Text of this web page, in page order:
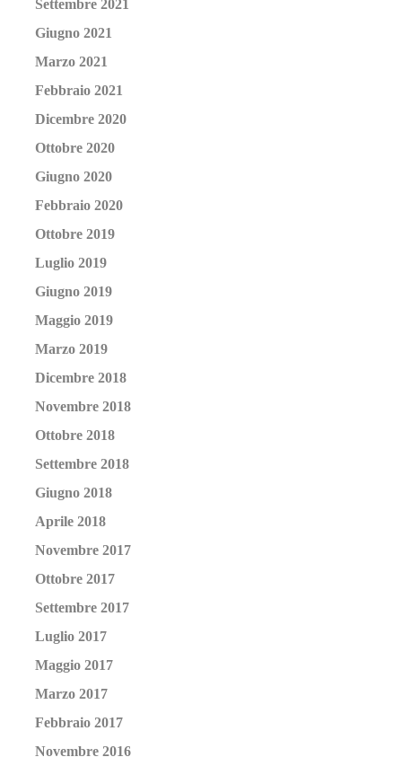
Settembre 2021
Giugno 2021
Marzo 2021
Febbraio 2021
Dicembre 2020
Ottobre 2020
Giugno 2020
Febbraio 2020
Ottobre 2019
Luglio 2019
Giugno 2019
Maggio 2019
Marzo 2019
Dicembre 2018
Novembre 2018
Ottobre 2018
Settembre 2018
Giugno 2018
Aprile 2018
Novembre 2017
Ottobre 2017
Settembre 2017
Luglio 2017
Maggio 2017
Marzo 2017
Febbraio 2017
Novembre 2016